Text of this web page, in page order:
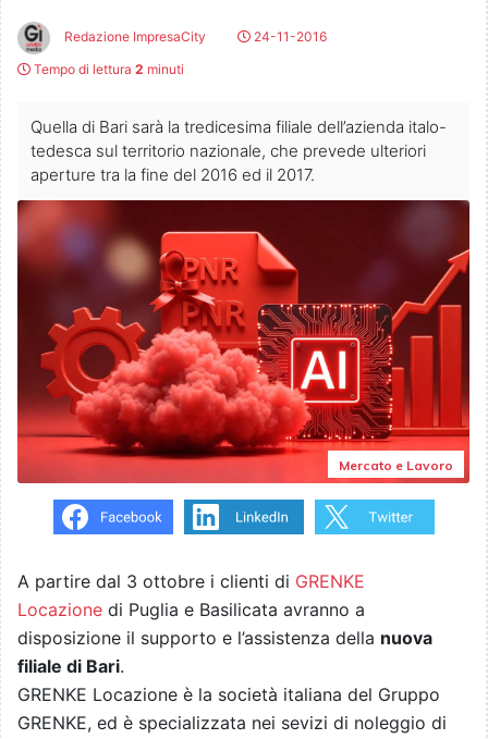
Redazione ImpresaCity
24-11-2016
Tempo di lettura 2 minuti
Quella di Bari sarà la tredicesima filiale dell’azienda italo-
tedesca sul territorio nazionale, che prevede ulteriori
aperture tra la fine del 2016 ed il 2017.
Mercato e Lavoro
A partire dal 3 ottobre i clienti di GRENKE
Locazione di Puglia e Basilicata avranno a
disposizione il supporto e l’assistenza della nuova
filiale di Bari.
GRENKE Locazione è la società italiana del Gruppo
GRENKE, ed è specializzata nei sevizi di noleggio di